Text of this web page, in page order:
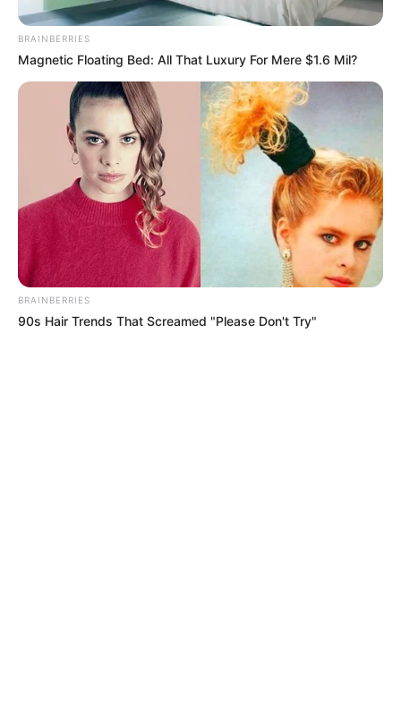
BRAINBERRIES
Magnetic Floating Bed: All That Luxury For Mere $1.6 Mil?
BRAINBERRIES
90s Hair Trends That Screamed "Please Don't Try"